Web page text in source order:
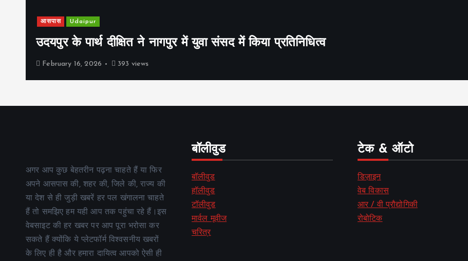
आसपास Udaipur
उदयपुर के पार्थ दीक्षित ने नागपुर में युवा संसद में किया प्रतिनिधित्व
February 16, 2026 393 views
अगर आप कुछ बेहतरीन पढ़ना चाहते हैं या फिर
अपने आसपास की, शहर की, जिले की, राज्य की
या देश से ही जुड़ी खबरें हर पल खंगालना चाहते
हैं तो समझिए हम यही आप तक पहुंचा रहे हैं।इस
वेबसाइट की हर खबर पर आप पूरा भरोसा कर
सकते हैं क्योंकि ये प्लेटफॉर्म विश्वसनीय खबरों
के लिए ही है और हमारा दायित्व आपको ऐसी ही
बॉलीवुड
बॉलीवुड
हॉलीवुड
टॉलीवुड
मार्वल मूवीज
चरित्र
टेक & ऑटो
डिज़ाइन
वेब विकास
आर / वी प्रौद्योगिकी
रोबोटिक